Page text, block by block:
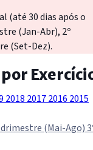
(até 30 dias após o
(Jan-Abr), 2º
(Set-Dez).
2018 20172016 2015
(Mai-Ago)